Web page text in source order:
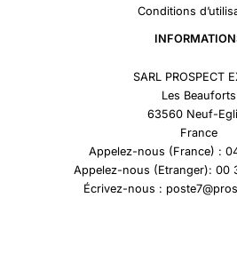
Conditions
SARL PROSPECT
Les Beauforts
63560 Neuf-
France
Appelez-nous (France) :
Appelez-nous (Etranger): 00
Écrivez-nous :